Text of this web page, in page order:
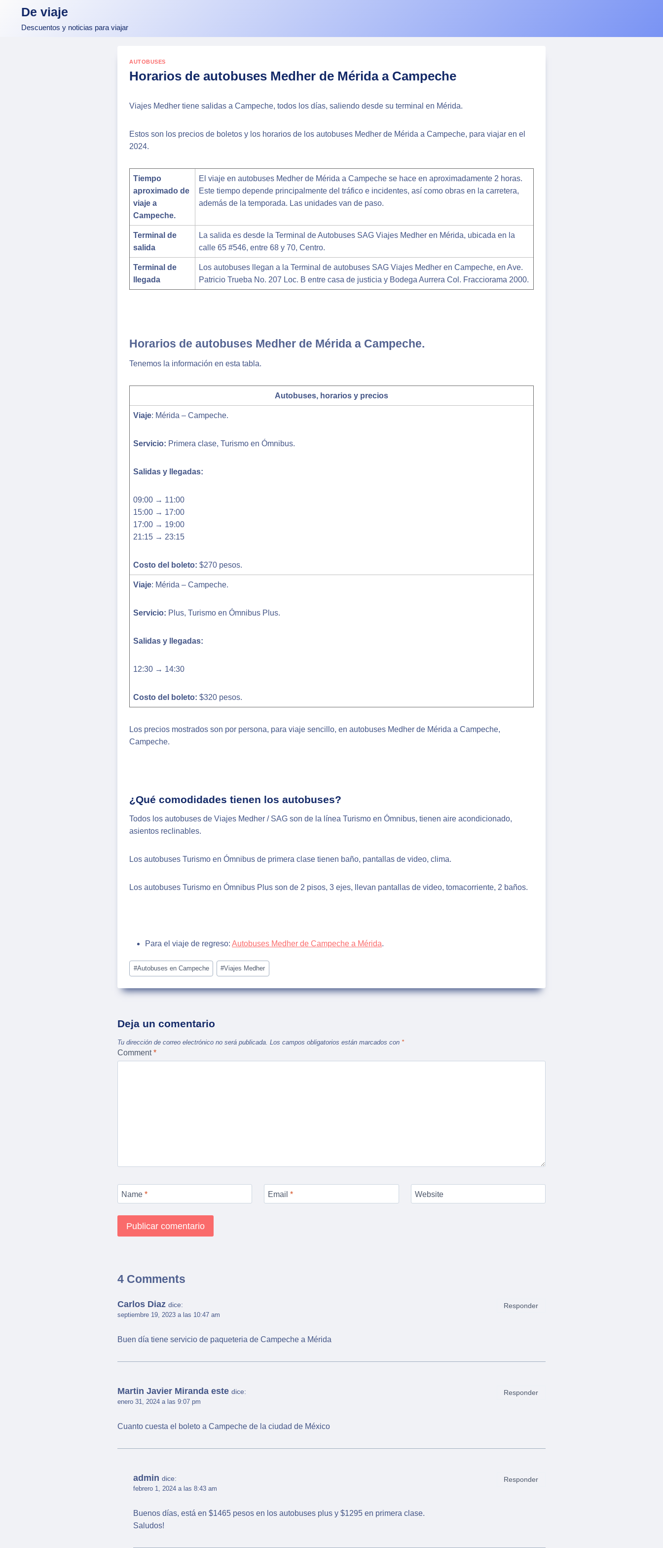
content
De viaje
Descuentos y noticias para viajar
AUTOBUSES
Horarios de autobuses Medher de Mérida a Campeche
Viajes Medher tiene salidas a Campeche, todos los días, saliendo desde su terminal en Mérida.
Estos son los precios de boletos y los horarios de los autobuses Medher de Mérida a Campeche, para viajar en el
2024.
Tiempo
aproximado de
viaje a
Campeche.
El viaje en autobuses Medher de Mérida a Campeche se hace en aproximadamente 2 horas.
Este tiempo depende principalmente del tráfico e incidentes, así como obras en la carretera,
además de la temporada. Las unidades van de paso.
Terminal de
salida
La salida es desde la Terminal de Autobuses SAG Viajes Medher en Mérida, ubicada en la
calle 65 #546, entre 68 y 70, Centro.
Terminal de
llegada
Los autobuses llegan a la Terminal de autobuses SAG Viajes Medher en Campeche, en Ave.
Patricio Trueba No. 207 Loc. B entre casa de justicia y Bodega Aurrera Col. Fracciorama 2000.
Horarios de autobuses Medher de Mérida a Campeche.
Tenemos la información en esta tabla.
Autobuses, horarios y precios
Viaje: Mérida – Campeche.
Servicio: Primera clase, Turismo en Ómnibus.
Salidas y llegadas:
09:00 → 11:00
15:00 → 17:00
17:00 → 19:00
21:15 → 23:15
Costo del boleto: $270 pesos.
Viaje: Mérida – Campeche.
Servicio: Plus, Turismo en Ómnibus Plus.
Salidas y llegadas:
12:30 → 14:30
Costo del boleto: $320 pesos.
Los precios mostrados son por persona, para viaje sencillo, en autobuses Medher de Mérida a Campeche,
Campeche.
¿Qué comodidades tienen los autobuses?
Todos los autobuses de Viajes Medher / SAG son de la línea Turismo en Ómnibus, tienen aire acondicionado,
asientos reclinables.
Los autobuses Turismo en Ómnibus de primera clase tienen baño, pantallas de video, clima.
Los autobuses Turismo en Ómnibus Plus son de 2 pisos, 3 ejes, llevan pantallas de video, tomacorriente, 2 baños.
Para el viaje de regreso: Autobuses Medher de Campeche a Mérida.
Post
Tags:
#Autobuses en Campeche #Viajes Medher
Deja un comentario
Tu dirección de correo electrónico no será publicada. Los campos obligatorios están marcados con *
Comment*
Name * Email* Website
4 Comments
Carlos Diaz dice:
septiembre 19, 2023 a las 10:47 am
Buen día tiene servicio de paqueteria de Campeche a Mérida
Responder
Martin Javier Miranda este dice:
enero 31, 2024 a las 9:07 pm
Cuanto cuesta el boleto a Campeche de la ciudad de México
Responder
admin dice:
febrero 1, 2024 a las 8:43 am
Buenos días, está en $1465 pesos en los autobuses plus y $1295 en primera clase.
Saludos!
Responder